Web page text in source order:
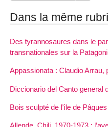
Dans la même
Des tyrannosaures dans le
transnationales sur la
Appassionata : Claudio Arrau,
Diccionario del Canto general
Bois sculpté de l’île de Pâques
Allende, Chili, 1970-1973 :